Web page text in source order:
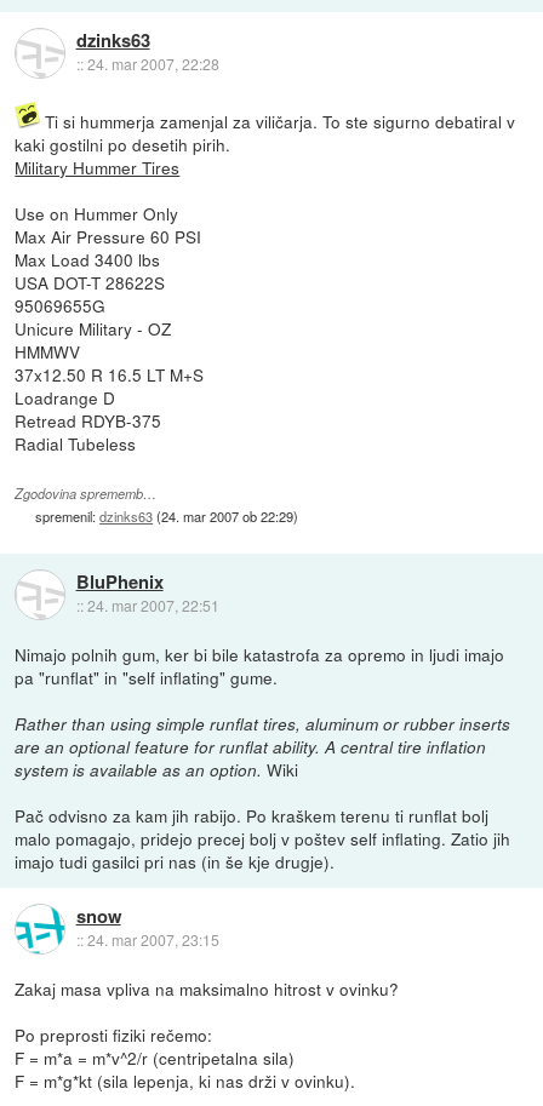
dzinks63
::24. mar 2007, 22:28
Ti si hummerja zamenjal za viličarja. To ste sigurno debatiral v
kaki gostilni po desetih pirih.
Military Hummer Tires
Use on Hummer Only
Max Air Pressure 60 PSI
Max Load 3400 lbs
USA DOT-T 28622S
95069655G
Unicure Military - OZ
HMMWV
37x12.50 R 16.5 LT M+S
Loadrange D
Retread RDYB-375
Radial Tubeless
Zgodovina sprememb…
spremenil:dzinks63(24. mar 2007 ob 22:29)
BluPhenix
::24. mar 2007, 22:51
Nimajo polnih gum, ker bi bile katastrofa za opremo in ljudi imajo
pa "runflat" in "self inflating" gume.
Rather than using simple runflat tires, aluminum or rubber inserts
are an optional feature for runflat ability. A central tire inflation
system is available as an option. Wiki
Pač odvisno za kam jih rabijo. Po kraškem terenu ti runflat bolj
malo pomagajo, pridejo precej bolj v poštev self inflating. Zatio jih
imajo tudi gasilci pri nas (in še kje drugje).
snow
::24. mar 2007, 23:15
Zakaj masa vpliva na maksimalno hitrost v ovinku?
Po preprosti fiziki rečemo:
F = m*a = m*v^2/r (centripetalna sila)
F = m*g*kt (sila lepenja, ki nas drži v ovinku).